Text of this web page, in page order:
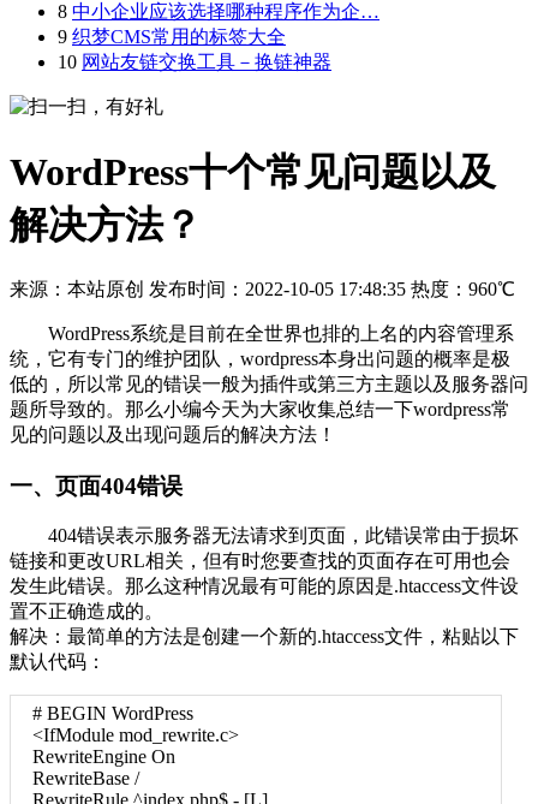
8 中小企业应该选择哪种程序作为企…
9 织梦CMS常用的标签大全
10 网站友链交换工具－换链神器
WordPress十个常见问题以及
解决方法？
来源：本站原创 发布时间：2022-10-05 17:48:35 热度： 960℃
WordPress系统是目前在全世界也排的上名的内容管理系
统，它有专门的维护团队，wordpress本身出问题的概率是极
低的，所以常见的错误一般为插件或第三方主题以及服务器问
题所导致的。那么小编今天为大家收集总结一下wordpress常
见的问题以及出现问题后的解决方法！
一、页面404错误
404错误表示服务器无法请求到页面，此错误常由于损坏
链接和更改URL相关，但有时您要查找的页面存在可用也会
发生此错误。那么这种情况最有可能的原因是.htaccess文件设
置不正确造成的。
解决：最简单的方法是创建一个新的.htaccess文件，粘贴以下
默认代码：
# BEGIN WordPress
<IfModule mod_rewrite.c>
RewriteEngine On
RewriteBase /